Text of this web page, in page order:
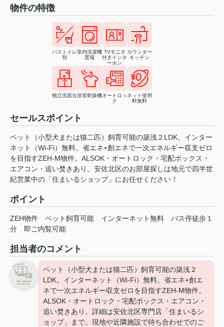
物件の特徴
バストイレ
別
室内洗濯機
置場
TVモニタ
付きインタ
ーホン
カウンター
キッチン
独立洗面台浴室乾燥機オートロッ
ク
ネット使用
料無料
セールスポイント
ペット（小型犬または猫二匹）飼育可能の築浅２LDK。インター
ネット（Wi-Fi）無料。省エネ+創エネで一次エネルギー収支ゼロ
を目指すZEH-M物件。ALSOK・オートロック・宅配ボックス・
エアコン・追い焚きあり。安佐北区のお部屋探しは地元で四半世
紀営業中の「住まいるショップ」にお任せください！
ポイント
ZEH物件 ペット飼育可能 インターネット無料
バス停徒歩１
分
即ご内覧可能
担当者のコメント
ペット（小型犬または猫二匹）飼育可能の築浅２
LDK。インターネット（Wi-Fi）無料。省エネ+創エ
ネで一次エネルギー収支ゼロを目指すZEH-M物件。
ALSOK・オートロック・宅配ボックス・エアコン・
追い焚きあり。詳細は安佐北区専門店「住まいるシ
ョップ」まで。現地や近隣施設で待ち合わせでのご